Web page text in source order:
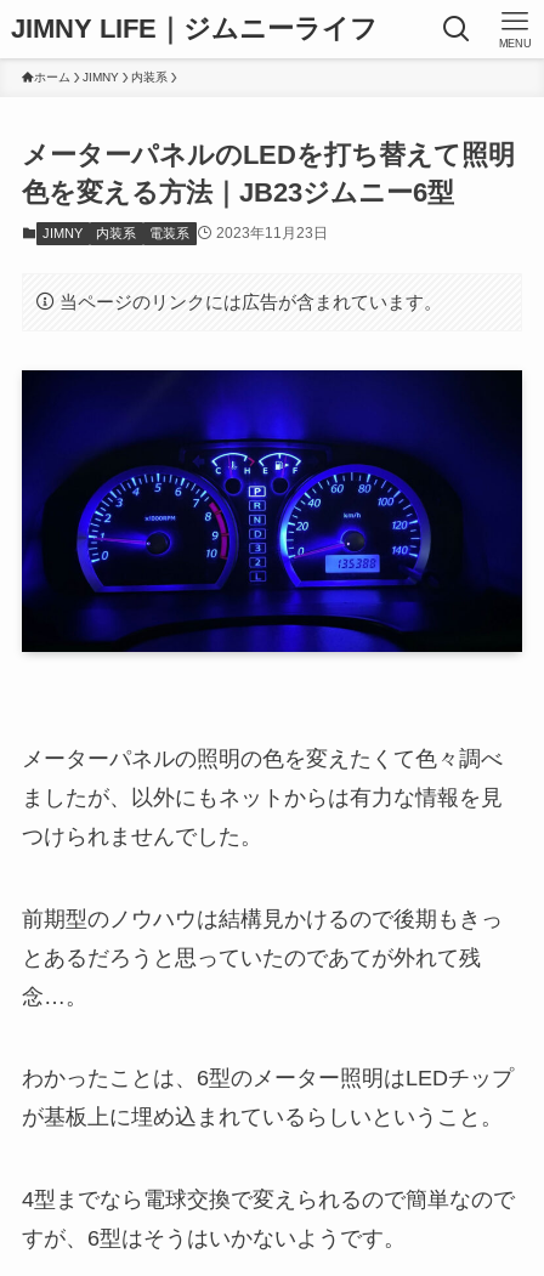
JIMNY LIFE｜ジムニーライフ MENU
ホーム JIMNY 内装系
メーターパネルのLEDを打ち替えて照明
色を変える方法｜JB23ジムニー6型
JIMNY 内装系 電装系 2023年11月23日
当ページのリンクには広告が含まれています。
メーターパネルの照明の色を変えたくて色々調べ
ましたが、以外にもネットからは有力な情報を見
つけられませんでした。
前期型のノウハウは結構見かけるので後期もきっ
とあるだろうと思っていたのであてが外れて残
念…。
わかったことは、6型のメーター照明はLEDチップ
が基板上に埋め込まれているらしいということ。
4型までなら電球交換で変えられるので簡単なので
すが、6型はそうはいかないようです。